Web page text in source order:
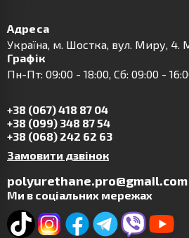
Адреса
Українa, м. Шостка, вул. Миру, 4.
Графік
Пн-Пт: 09:00 - 18:00, Сб: 09:00 -
+38 (067) 418 87 04
+38 (099) 348 87 54
+38 (068) 242 62 63
Замовити дзвінок
polyurethane.pro@gmail.com
Ми в соціальних мережах